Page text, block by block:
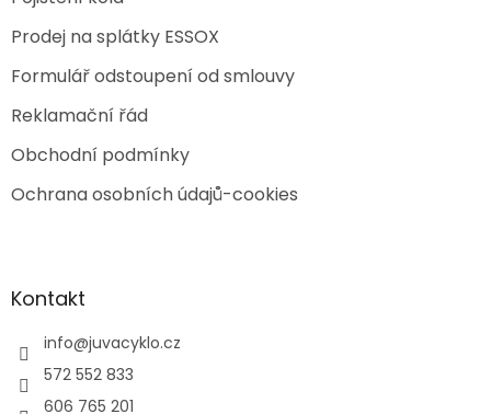
Prodej na splátky ESSOX
Formulář odstoupení od smlouvy
Reklamační řád
Obchodní podmínky
Ochrana osobních údajů-cookies
Kontakt
info@juvacyklo.cz
572 552 833
606 765 201